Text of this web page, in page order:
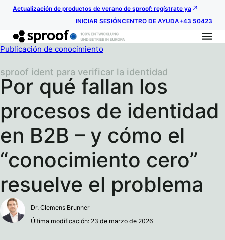
Actualización de productos de verano de sproof: regístrate ya
INICIAR SESIÓNCENTRO DE AYUDA+43 50423
Publicación de conocimiento
Por qué fallan los
procesos de identidad
en B2B – y cómo el
“conocimiento cero”
resuelve el problema
sproof ident para verificar la identidad
Dr. Clemens Brunner
Última modificación: 23 de marzo de 2026